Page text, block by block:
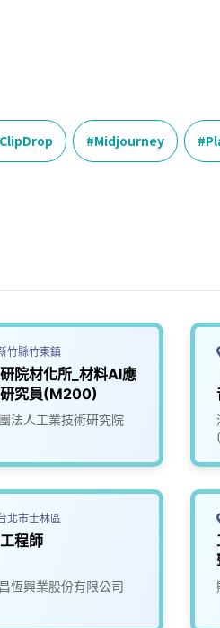
ClipDrop Midjourney
竹縣竹東鎮
院材化所_材料AI應
究員(M200)
法人工業技術研究院
北市士林區
程師
恆興業股份有限公司